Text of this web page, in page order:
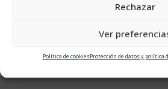
Rechazar
Ver
Política de cookiesProtección de datos y política
6 aspectos clave en tu página web de
Que opciones hay para los nuevos